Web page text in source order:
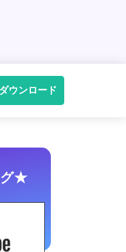
ウンロード
グ★